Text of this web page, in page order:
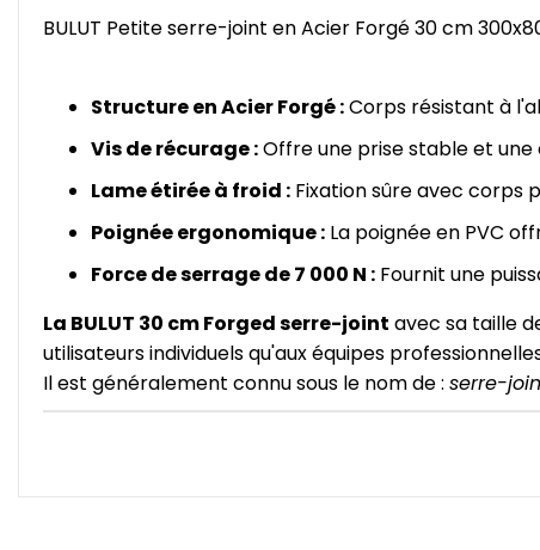
BULUT Petite serre-joint en Acier Forgé 30 cm
Structure en Acier Forgé :Corps résistant à
Vis de récurage :Offre une prise stable et
Lame étirée à froid : Fixation sûre avec corps
Poignée ergonomique : La poignée en PVC
Force de serrage de 7 000 N : Fournit une
La BULUT 30 cm Forged serre-joint avec sa taille
utilisateurs individuels qu'aux équipes
Il est généralement connu sous le nom de : serre-